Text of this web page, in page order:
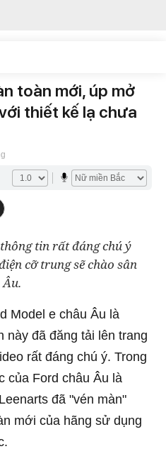
toàn mới, úp mở
thiết kế lạ chưa
tin rất đáng chú ý
cỡ trung sẽ chào sân
Model e châu Âu là
này đã đăng tải lên trang
rất đáng chú ý. Trong
của Ford châu Âu là
đã "vén màn"
mới của hãng sử dụng